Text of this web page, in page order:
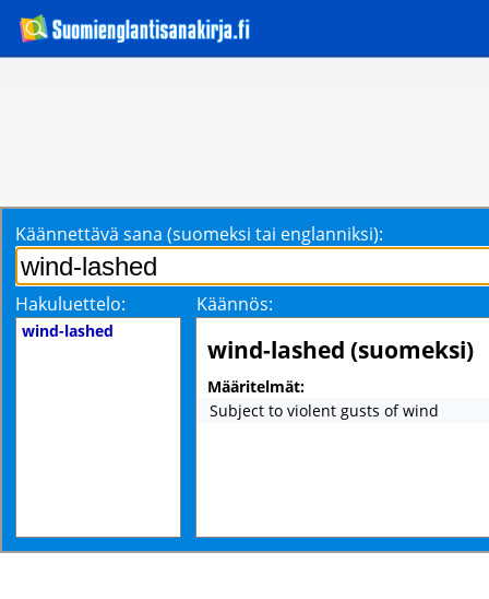
Käännettävä sana (suomeksi tai englanniksi):
Hakuluettelo: Käännös:
wind-lashed
wind-lashed (suomeksi)
Määritelmät:
Subject to violent gusts of wind